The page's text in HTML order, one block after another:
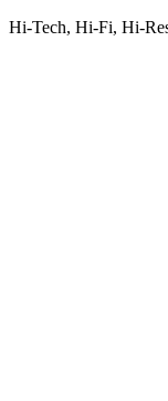
Hi-Tech, Hi-Fi, Hi-